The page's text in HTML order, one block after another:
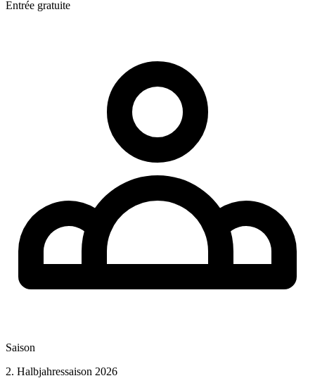
Entrée gratuite
Saison
2. Halbjahressaison 2026